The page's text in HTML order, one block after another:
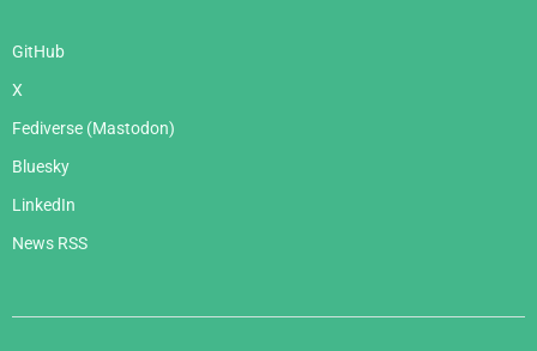
GitHub
X
Fediverse (Mastodon)
Bluesky
LinkedIn
News RSS